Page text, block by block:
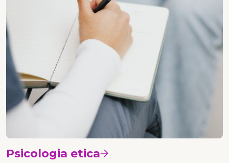
Psicologia etica Vedi i corsi